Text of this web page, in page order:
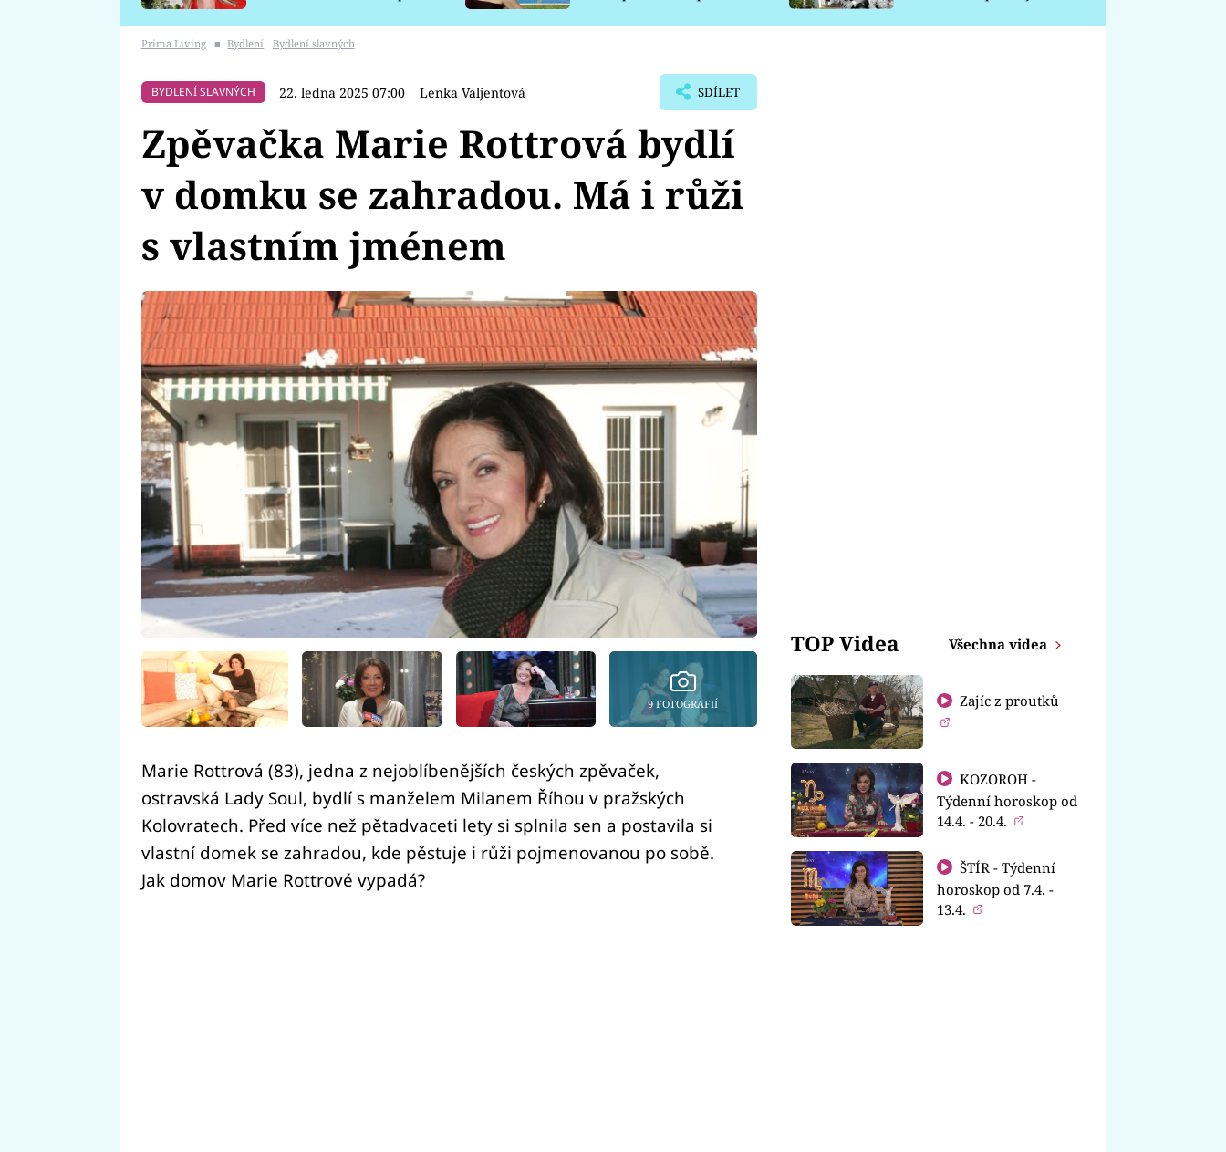
Prima Living ■ Bydlení Bydlení slavných
BYDLENÍ SLAVNÝCH 22. ledna 2025 07:00 Lenka Valjentová SDÍLET
Zpěvačka Marie Rottrová bydlí
v domku se zahradou. Má i růži
s vlastním jménem
9 FOTOGRAFIÍ
Marie Rottrová (83), jedna z nejoblíbenějších českých zpěvaček,
ostravská Lady Soul, bydlí s manželem Milanem Říhou v pražských
Kolovratech. Před více než pětadvaceti lety si splnila sen a postavila si
vlastní domek se zahradou, kde pěstuje i růži pojmenovanou po sobě.
Jak domov Marie Rottrové vypadá?
TOP Videa Všechna videa
Zajíc z proutků
KOZOROH -
Týdenní horoskop od
14.4. - 20.4.
ŠTÍR - Týdenní
horoskop od 7.4. -
13.4.